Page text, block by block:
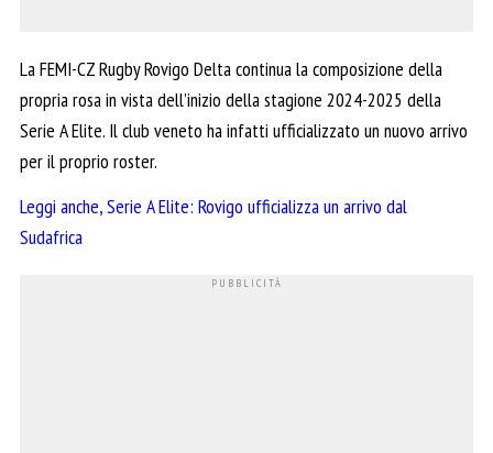
La FEMI-CZ Rugby Rovigo Delta continua la composizione della
propria rosa in vista dell’inizio della stagione 2024-2025 della
Serie A Elite. Il club veneto ha infatti ufficializzato un nuovo arrivo
per il proprio roster.
Leggi anche, Serie A Elite: Rovigo ufficializza un arrivo dal
Sudafrica